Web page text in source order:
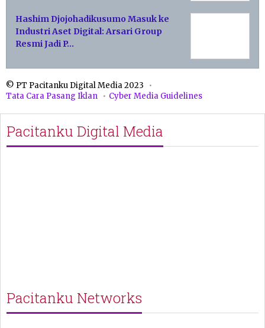
Hashim Djojohadikusumo Masuk ke
Industri Aset Digital: Arsari Group
Resmi Jadi P…
© PT Pacitanku Digital Media 2023
Tata Cara Pasang Iklan
Cyber Media Guidelines
Pacitanku Digital Media
Pacitanku Networks